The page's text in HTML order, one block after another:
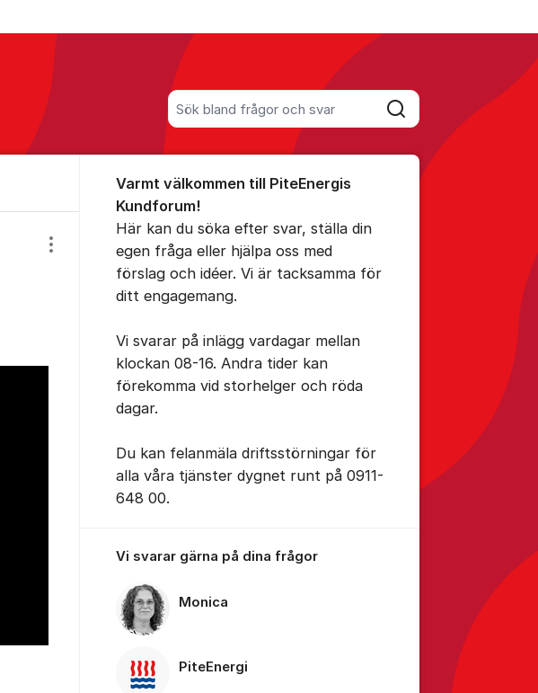
Sök bland alla inlägg
Sök
Visa/dölj inställningar för inlägg/kommentar
Varmt välkommen till PiteEnergis
Kundforum!
Här kan du söka efter svar, ställa din
egen fråga eller hjälpa oss med
förslag och idéer. Vi är tacksamma för
ditt engagemang.
Vi svarar på inlägg vardagar mellan
klockan 08-16. Andra tider kan
förekomma vid storhelger och röda
dagar.
Du kan felanmäla driftsstörningar för
alla våra tjänster dygnet runt på 0911-
648 00.
Vi svarar gärna på dina frågor
Monica
PiteEnergi